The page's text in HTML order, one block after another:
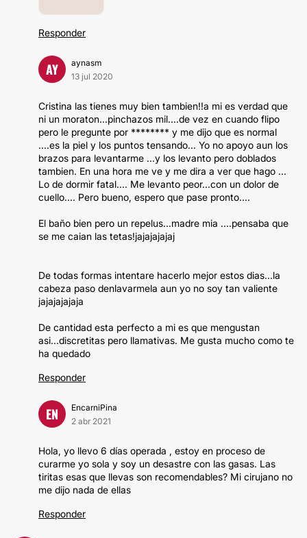
Responder
AY
aynasm
13 jul 2020
Cristina las tienes muy bien tambien!!a mi es verdad que
ni un moraton...pinchazos mil....de vez en cuando flipo
pero le pregunte por ******** y me dijo que es normal
....es la piel y los puntos tensando... Yo no apoyo aun los
brazos para levantarme ...y los levanto pero doblados
tambien. En una hora me ve y me dira a ver que hago ...
Lo de dormir fatal.... Me levanto peor...con un dolor de
cuello.... Pero bueno, espero que pase pronto....
El baño bien pero un repelus...madre mia ....pensaba que
se me caian las tetas!jajajajajaj
De todas formas intentare hacerlo mejor estos dias...la
cabeza paso denlavarmela aun yo no soy tan valiente
jajajajajaja
De cantidad esta perfecto a mi es que mengustan
asi...discretitas pero llamativas. Me gusta mucho como te
ha quedado
Responder
EN
EncarniPina
2 abr 2021
Hola, yo llevo 6 días operada , estoy en proceso de
curarme yo sola y soy un desastre con las gasas. Las
tiritas esas que llevas son recomendables? Mi cirujano no
me dijo nada de ellas
Responder